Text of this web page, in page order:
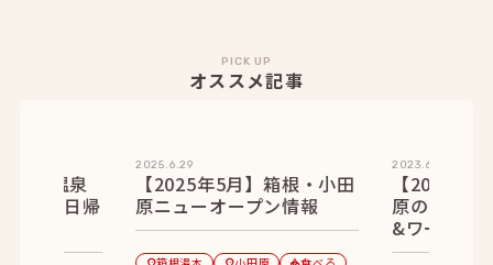
PICK UP
オススメ記事
緑の温泉
！箱根日帰
2025.6.29
【2025年5月】箱根・小田
原ニューオープン情報
location_on箱根湯本 location_on小田原 category食べる
2023.6.06
【2023年
原のコワー
&ワーケー